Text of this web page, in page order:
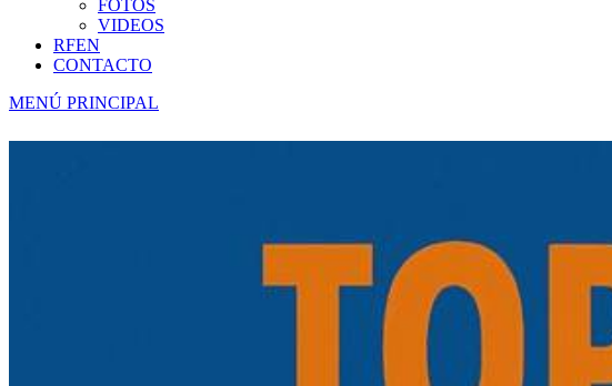
FOTOS
VIDEOS
RFEN
CONTACTO
MENÚ PRINCIPAL